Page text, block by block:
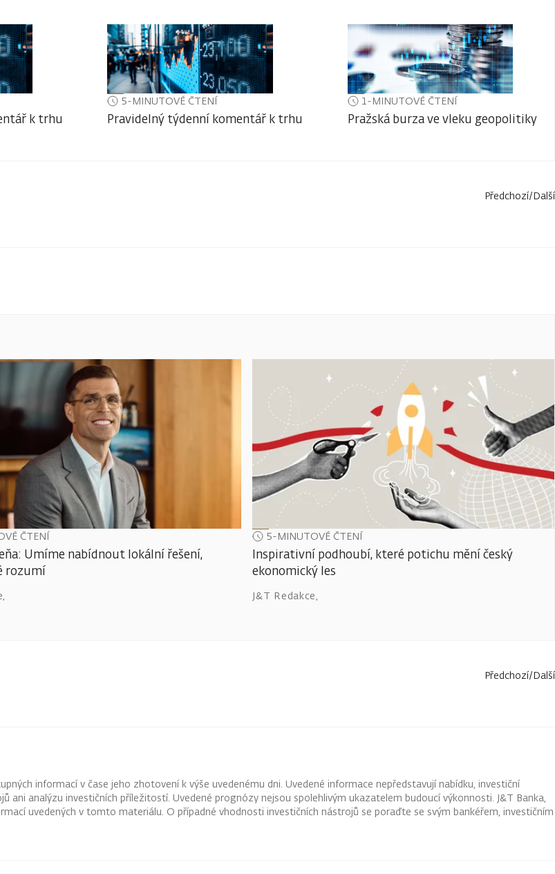
k trhu
5-MINUTOVÉ ČTENÍ
Pravidelný týdenní komentář k trhu
1-MINUTOVÉ ČTENÍ
Pražská burza ve vleku geopolitiky
Předchozí/Další
ČTENÍ
Umíme nabídnout lokální řešení,
rozumí
,
5-MINUTOVÉ ČTENÍ
Inspirativní podhoubí, které potichu mění český
ekonomický les
J&T Redakce,
Předchozí/Další
informací v čase jeho zhotovení k výše uvedenému dni. Uvedené informace nepředstavují nabídku, investiční
ani analýzu investičních příležitostí. Uvedené prognózy nejsou spolehlivým ukazatelem budoucí výkonnosti. J&T Banka,
uvedených v tomto materiálu. O případné vhodnosti investičních nástrojů se poraďte se svým bankéřem, investičním